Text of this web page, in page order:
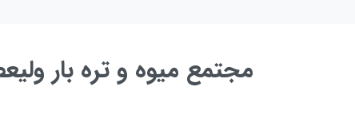
مجتمع میوه و تره بار